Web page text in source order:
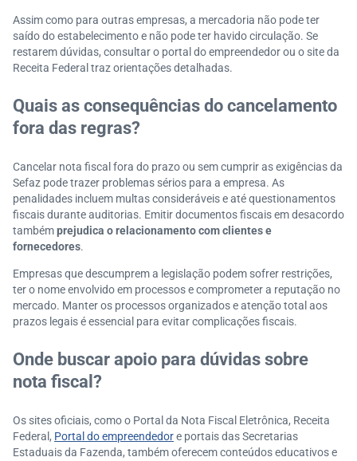
Assim como para outras empresas, a mercadoria não pode ter
saído do estabelecimento e não pode ter havido circulação. Se
restarem dúvidas, consultar o portal do empreendedor ou o site da
Receita Federal traz orientações detalhadas.
Quais as consequências do cancelamento
fora das regras?
Cancelar nota fiscal fora do prazo ou sem cumprir as exigências da
Sefaz pode trazer problemas sérios para a empresa. As
penalidades incluem multas consideráveis e até questionamentos
fiscais durante auditorias. Emitir documentos fiscais em desacordo
tambémprejudica o relacionamento com clientes e
fornecedores.
Empresas que descumprem a legislação podem sofrer restrições,
ter o nome envolvido em processos e comprometer a reputação no
mercado. Manter os processos organizados e atenção total aos
prazos legais é essencial para evitar complicações fiscais.
Onde buscar apoio para dúvidas sobre
nota fiscal?
Os sites oficiais, como o Portal da Nota Fiscal Eletrônica, Receita
Federal, Portal do empreendedore portais das Secretarias
Estaduais da Fazenda, também oferecem conteúdos educativos e